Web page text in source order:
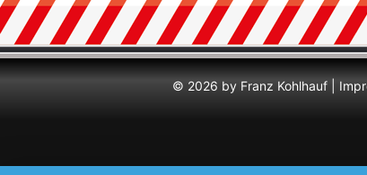
© 2026 by Franz Kohlhauf |